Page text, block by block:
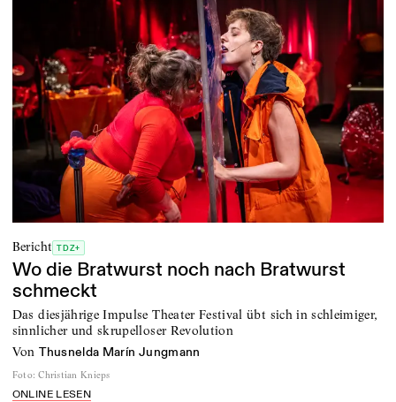
Bericht TDZ+
Wo die Bratwurst noch nach Bratwurst
schmeckt
Das diesjährige Impulse Theater Festival übt sich in schleimiger,
sinnlicher und skrupelloser Revolution
von Thusnelda Marín Jungmann
Foto: Christian Knieps
ONLINE LESEN